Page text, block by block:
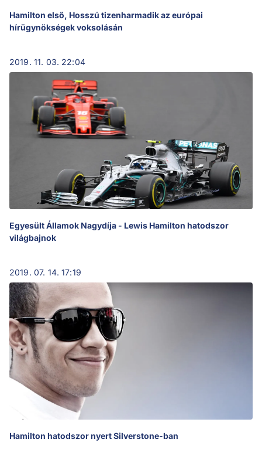
Hamilton első, Hosszú tizenharmadik az európai
hírügynökségek voksolásán
2019. 11. 03. 22:04
Egyesült Államok Nagydíja - Lewis Hamilton hatodszor
világbajnok
2019. 07. 14. 17:19
Hamilton hatodszor nyert Silverstone-ban